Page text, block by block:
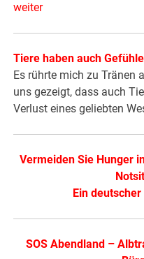
weiter
Tiere haben auch Gefühle
Es rührte mich zu Tränen
uns gezeigt, dass auch
Verlust eines geliebten
Vermeiden Sie Hunger
Ein
SOS Abendland –